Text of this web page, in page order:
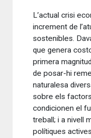
L’actual crisi
increment de
sostenibles.
que genera
primera
de posar-hi
naturalesa
sobre els
condicionen el
treball; i a nivell
polítiques